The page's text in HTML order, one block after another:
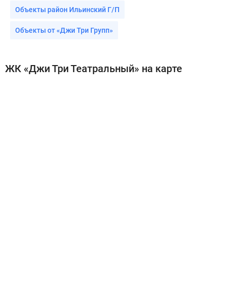
Объекты район Ильинский Г/П
Объекты от «Джи Три Групп»
ЖК «Джи Три Театральный» на карте